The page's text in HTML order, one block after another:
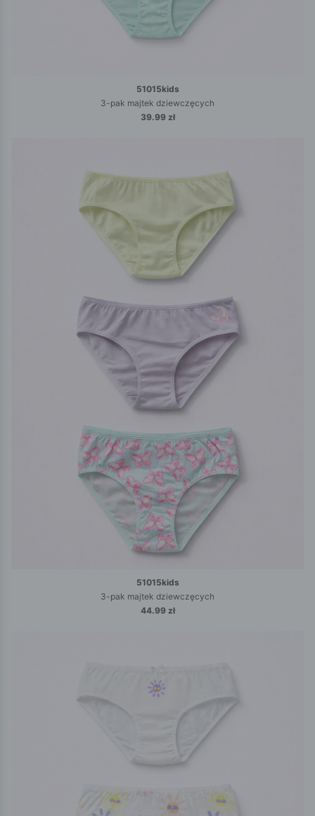
51015kids
3-pak majtek dziewczęcych
39.99 zł
51015kids
3-pak majtek dziewczęcych
44.99 zł